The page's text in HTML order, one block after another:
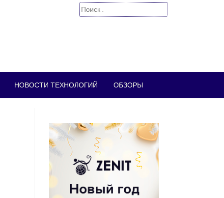
Найти:
НОВОСТИ ТЕХНОЛОГИЙ ОБЗОРЫ